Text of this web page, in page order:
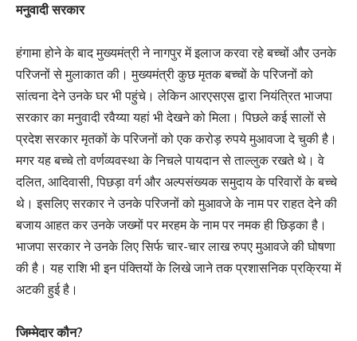
मनुवादी सरकार
हंगामा होने के बाद मुख्यमंत्री ने नागपुर में इलाज करवा रहे बच्चों और उनके
परिजनों से मुलाकात की। मुख्यमंत्री कुछ मृतक बच्चों के परिजनों को
सांत्वना देने उनके घर भी पहुंचे। लेकिन आरएसएस द्वारा नियंत्रित भाजपा
सरकार का मनुवादी रवैय्या यहां भी देखने को मिला। पिछले कई सालों से
प्रदेश सरकार मृतकों के परिजनों को एक करोड़ रुपये मुआवजा दे चुकी है।
मगर यह बच्चे तो वर्णव्यवस्था के निचले पायदान से ताल्लुक रखते थे। वे
दलित, आदिवासी, पिछड़ा वर्ग और अल्पसंख्यक समुदाय के परिवारों के बच्चे
थे। इसलिए सरकार ने उनके परिजनों को मुआवजे के नाम पर राहत देने की
बजाय आहत कर उनके जख्मों पर मरहम के नाम पर नमक ही छिड़का है।
भाजपा सरकार ने उनके लिए सिर्फ चार-चार लाख रुपए मुआवजे की घोषणा
की है। यह राशि भी इन पंक्तियों के लिखे जाने तक प्रशासनिक प्रक्रिया में
अटकी हुई है।
जिम्मेदार कौन?